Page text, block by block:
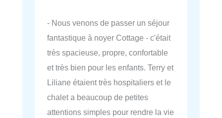
- Nous venons de passer un séjour
fantastique à noyer Cottage - c'était
très spacieuse, propre, confortable
et très bien pour les enfants. Terry et
Liliane étaient très hospitaliers et le
chalet a beaucoup de petites
attentions simples pour rendre la vie